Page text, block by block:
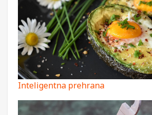
Inteligentna prehrana